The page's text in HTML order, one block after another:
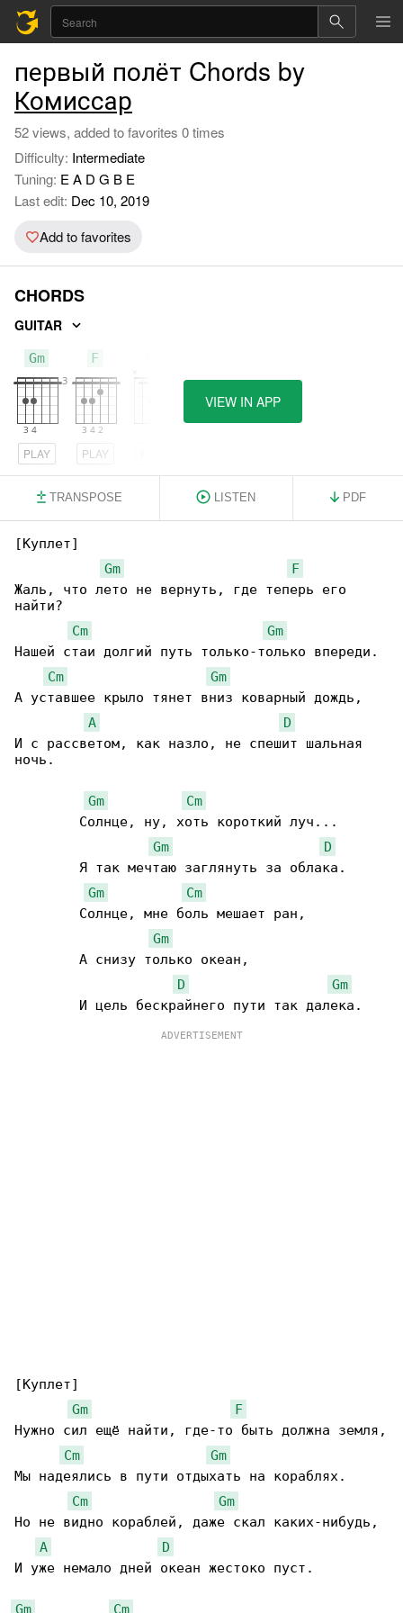
первый полёт Chords by
Комиссар
52 views, added to favorites 0 times
Difficulty: Intermediate
Tuning: E A D G B E
Last edit: Dec 10, 2019
Add to favorites
CHORDS
GUITAR
Gm
PLAY
F
PLAY
VIEW IN APP
TRANSPOSE LISTEN PDF
[Куплет]
Gm
F
Жаль, что лето не вернуть, где теперь его
найти?
Cm
Gm
Нашей стаи долгий путь только-только впереди.
Cm
Gm
А уставшее крыло тянет вниз коварный дождь,
A
D
И с рассветом, как назло, не спешит шальная
ночь.
Gm
Cm
        Солнце, ну, хоть короткий луч...
Gm
D
        Я так мечтаю заглянуть за облака.
Gm
Cm
        Солнце, мне боль мешает ран,
Gm
        А снизу только океан,
D
Gm
[Куплет]
Gm
F
Нужно сил ещё найти, где-то быть должна земля,
Cm
Gm
Мы надеялись в пути отдыхать на кораблях.
Cm
Gm
Но не видно кораблей, даже скал каких-нибудь,
A
D
И уже немало дней океан жестоко пуст.
Gm Cm